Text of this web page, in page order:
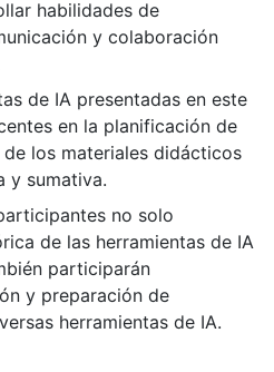
habilidades de
y colaboración
de IA presentadas en este
en la planificación de
los materiales didácticos
y sumativa.
no solo
de las herramientas de IA
participarán
y preparación de
herramientas de IA.